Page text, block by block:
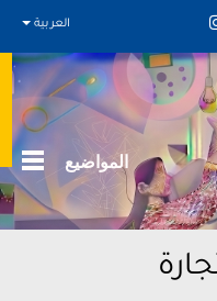
العربية
المواضيع